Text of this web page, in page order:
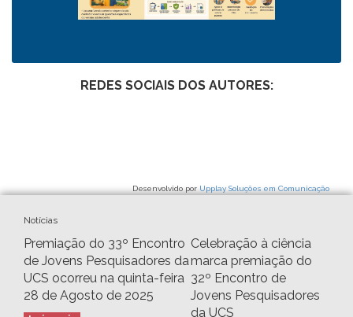
REDES SOCIAIS DOS AUTORES:
Desenvolvido por Upplay Soluções em Comunicação
Notícias
Premiação do 33º Encontro
de Jovens Pesquisadores da
UCS ocorreu na quinta-feira
28 de Agosto de 2025
Celebração à ciência
marca premiação do
32º Encontro de
Jovens Pesquisadores
da UCS